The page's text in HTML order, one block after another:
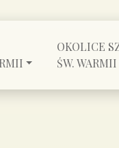
OKOLICE
ŚW. WARMII